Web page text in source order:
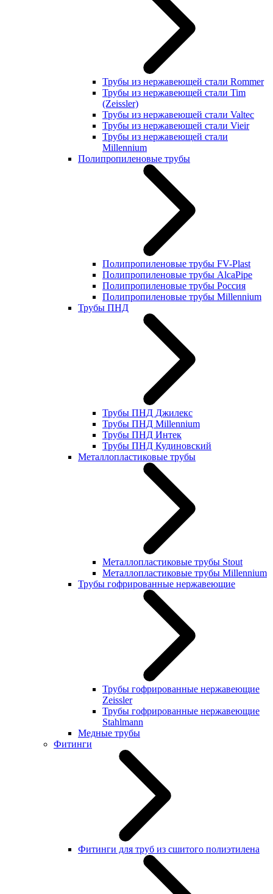
Трубы из нержавеющей стали Rommer
Трубы из нержавеющей стали Tim
(Zeissler)
Трубы из нержавеющей стали Valtec
Трубы из нержавеющей стали Vieir
Трубы из нержавеющей стали
Millennium
Полипропиленовые трубы
Полипропиленовые трубы FV-Plast
Полипропиленовые трубы AlcaPipe
Полипропиленовые трубы Россия
Полипропиленовые трубы Millennium
Трубы ПНД
Трубы ПНД Джилекс
Трубы ПНД Millennium
Трубы ПНД Интек
Трубы ПНД Кудиновский
Металлопластиковые трубы
Металлопластиковые трубы Stout
Металлопластиковые трубы Millennium
Трубы гофрированные нержавеющие
Трубы гофрированные нержавеющие
Zeissler
Трубы гофрированные нержавеющие
Stahlmann
Медные трубы
Фитинги
Фитинги для труб из сшитого полиэтилена